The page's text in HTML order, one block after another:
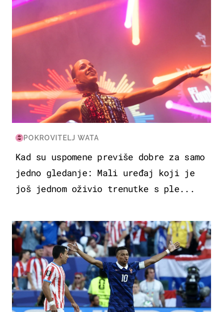
POKROVITELJ WATA
Kad su uspomene previše dobre za samo
jedno gledanje: Mali uređaj koji je
još jednom oživio trenutke s ple...
SVJETSKO PRVENSTVO 2026